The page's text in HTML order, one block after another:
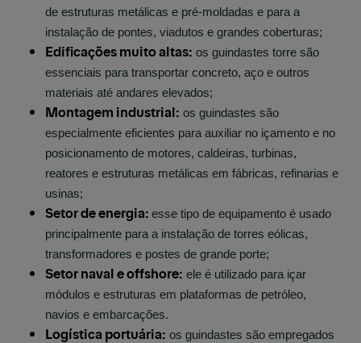
de estruturas metálicas e pré-moldadas e para a
instalação de pontes, viadutos e grandes coberturas;
Edificações muito altas: os guindastes torre são
essenciais para transportar concreto, aço e outros
materiais até andares elevados;
Montagem industrial: os guindastes são
especialmente eficientes para auxiliar no içamento e no
posicionamento de motores, caldeiras, turbinas,
reatores e estruturas metálicas em fábricas, refinarias e
usinas;
Setor de energia: esse tipo de equipamento é usado
principalmente para a instalação de torres eólicas,
transformadores e postes de grande porte;
Setor naval e offshore: ele é utilizado para içar
módulos e estruturas em plataformas de petróleo,
navios e embarcações.
Logística portuária: os guindastes são empregados